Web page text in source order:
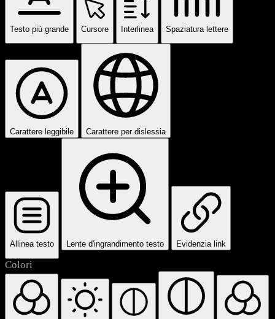
Testo più grande Cursore Interlinea Spaziatura lettere
Carattere leggibile Carattere per dislessia
Allinea testo Lente d'ingrandimento testo Evidenzia link
Colori